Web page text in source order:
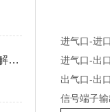
臭氧检测仪的检测原理一起来了解下吧！
进气口-进
进气口-出
出气口-出
信号端子